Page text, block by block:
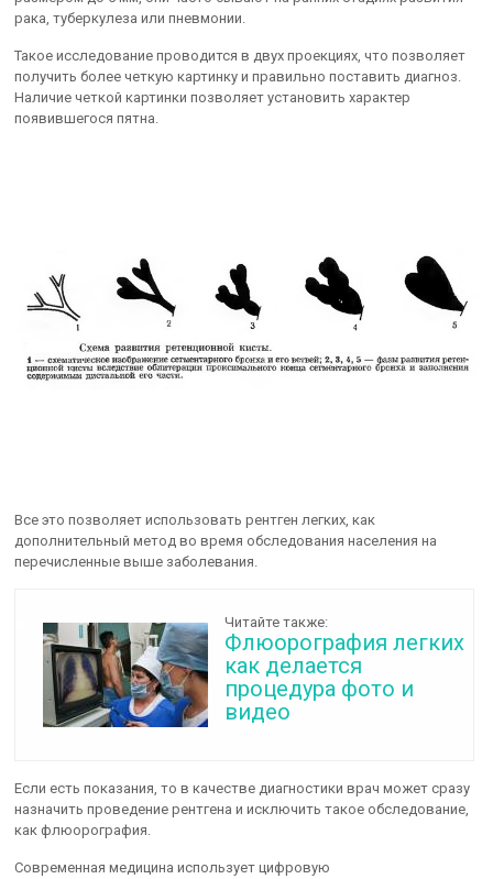
рака, туберкулеза или пневмонии.
Такое исследование проводится в двух проекциях, что позволяет
получить более четкую картинку и правильно поставить диагноз.
Наличие четкой картинки позволяет установить характер
появившегося пятна.
Все это позволяет использовать рентген легких, как
дополнительный метод во время обследования населения на
перечисленные выше заболевания.
Читайте также:
Флюорография легких
как делается
процедура фото и
видео
Если есть показания, то в качестве диагностики врач может сразу
назначить проведение рентгена и исключить такое обследование,
как флюорография.
Современная медицина использует цифровую